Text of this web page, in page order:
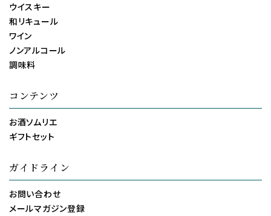
ウイスキー
和リキュール
ワイン
ノンアルコール
調味料
コンテンツ
お酒ソムリエ
ギフトセット
ガイドライン
お問い合わせ
メールマガジン登録